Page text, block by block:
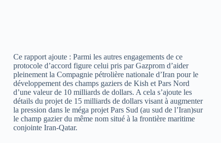
Ce rapport ajoute : Parmi les autres engagements de ce
protocole d’accord figure celui pris par Gazprom d’aider
pleinement la Compagnie pétrolière nationale d’Iran pour le
développement des champs gaziers de Kish et Pars Nord
d’une valeur de 10 milliards de dollars. A cela s’ajoute les
détails du projet de 15 milliards de dollars visant à augmenter
la pression dans le méga projet Pars Sud (au sud de l’Iran)sur
le champ gazier du même nom situé à la frontière maritime
conjointe Iran-Qatar.